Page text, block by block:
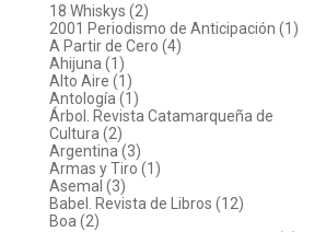
18 Whiskys (2)
2001 Periodismo de Anticipación (1)
A Partir de Cero (4)
Ahijuna (1)
Alto Aire (1)
Antología (1)
Árbol. Revista Catamarqueña de
Cultura (2)
Argentina (3)
Armas y Tiro (1)
Asemal (3)
Babel. Revista de Libros (12)
Boa (2)